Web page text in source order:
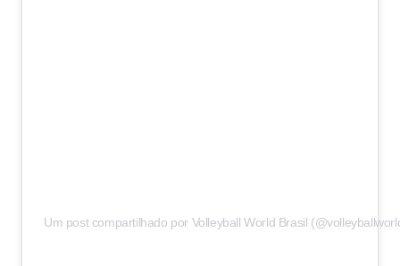
Um post compartilhado por Volleyball World Brasil